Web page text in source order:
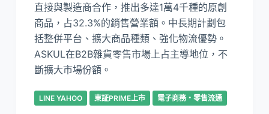
直接與製造商合作，推出多達1萬4千種的原創
商品，占32.3%的銷售營業額。中長期計劃包
括整併平台、擴大商品種類、強化物流優勢。
ASKUL在B2B雜貨零售市場上占主導地位，不
斷擴大市場份額。
LINE YAHOO 東証PRIME上市 電子商務・零售流通